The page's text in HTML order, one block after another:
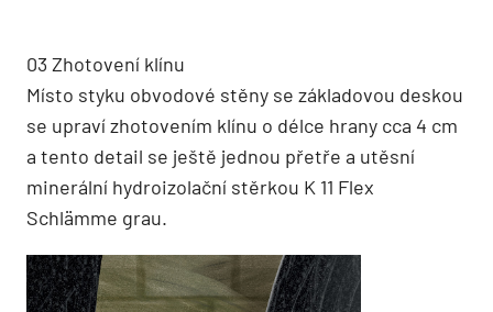
03 Zhotovení klínu
Místo styku obvodové stěny se základovou deskou
se upraví zhotovením klínu o délce hrany cca 4 cm
a tento detail se ještě jednou přetře a utěsní
minerální hydroizolační stěrkou K 11 Flex
Schlämme grau.